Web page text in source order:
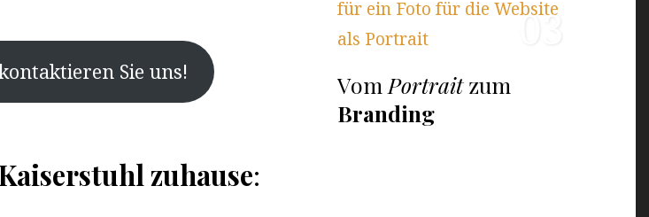
Sie uns!
zuhause:
03
Vom Portraitzum
Branding